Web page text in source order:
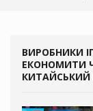
ВИРОБНИКИ
ЕКОНОМИТИ
КИТАЙСЬКИЙ